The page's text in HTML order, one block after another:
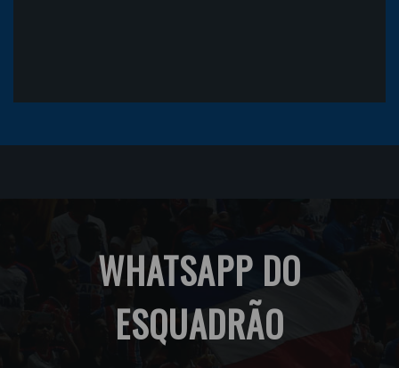
WHATSAPP DO
ESQUADRÃO